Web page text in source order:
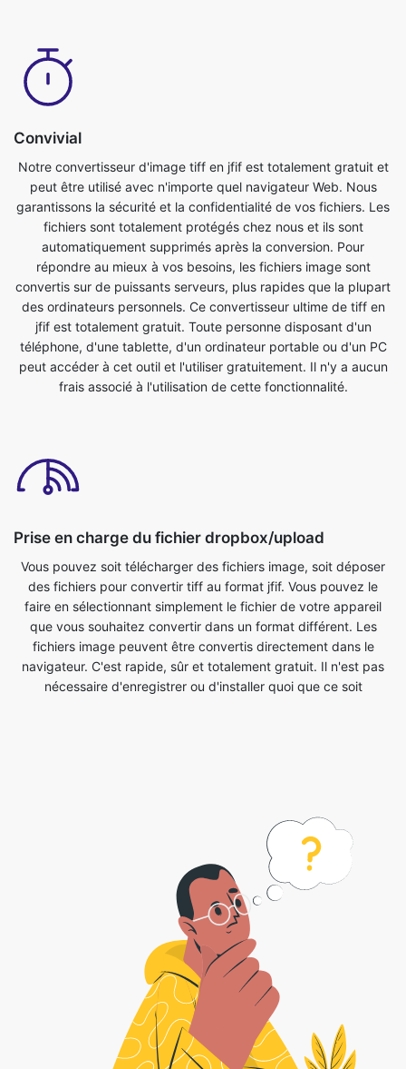
Convivial
Notre convertisseur d'image tiff en jfif est totalement gratuit et
peut être utilisé avec n'importe quel navigateur Web. Nous
garantissons la sécurité et la confidentialité de vos fichiers. Les
fichiers sont totalement protégés chez nous et ils sont
automatiquement supprimés après la conversion. Pour
répondre au mieux à vos besoins, les fichiers image sont
convertis sur de puissants serveurs, plus rapides que la plupart
des ordinateurs personnels. Ce convertisseur ultime de tiff en
jfif est totalement gratuit. Toute personne disposant d'un
téléphone, d'une tablette, d'un ordinateur portable ou d'un PC
peut accéder à cet outil et l'utiliser gratuitement. Il n'y a aucun
frais associé à l'utilisation de cette fonctionnalité.
Prise en charge du fichier dropbox/upload
Vous pouvez soit télécharger des fichiers image, soit déposer
faire en sélectionnant simplement le fichier de votre appareil
que vous souhaitez convertir dans un format différent. Les
fichiers image peuvent être convertis directement dans le
navigateur. C'est rapide, sûr et totalement gratuit. Il n'est pas
nécessaire d'enregistrer ou d'installer quoi que ce soit